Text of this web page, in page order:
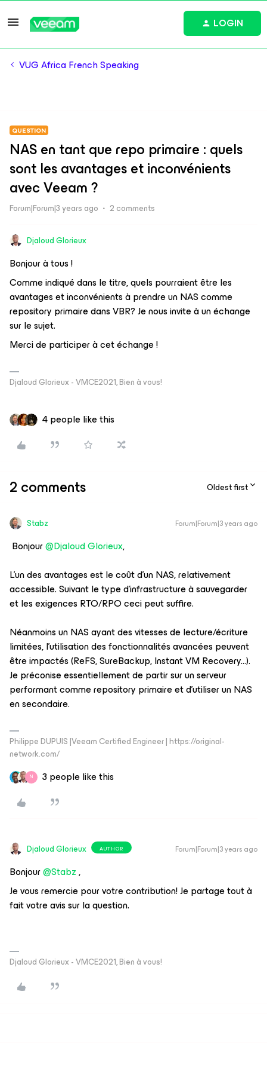
LOGIN
VUG Africa French Speaking
QUESTION
NAS en tant que repo primaire : quels
sont les avantages et inconvénients
avec Veeam ?
Forum|Forum|3 years ago 2 comments
Djaloud Glorieux
Bonjour à tous !
Comme indiqué dans le titre, quels pourraient être les
avantages et inconvénients à prendre un NAS comme
repository primaire dans VBR? Je nous invite à un échange
sur le sujet.
Merci de participer à cet échange !
Djaloud Glorieux - VMCE2021, Bien à vous!
4 people like this
2 comments Oldest first
Stabz Forum|Forum|3 years ago
Bonjour@Djaloud Glorieux,
L’un des avantages est le coût d’un NAS, relativement
accessible. Suivant le type d’infrastructure à sauvegarder
et les exigences RTO/RPO ceci peut suffire.
Néanmoins un NAS ayant des vitesses de lecture/écriture
limitées, l’utilisation des fonctionnalités avancées peuvent
être impactés (ReFS, SureBackup, Instant VM Recovery...).
Je préconise essentiellement de partir sur un serveur
performant comme repository primaire et d’utiliser un NAS
en secondaire.
Philippe DUPUIS |Veeam Certified Engineer | https://original-
network.com/
N 3 people like this
Djaloud Glorieux AUTHOR Forum|Forum|3 years ago
Bonjour@Stabz,
Je vous remercie pour votre contribution! Je partage tout à
fait votre avis sur la question.
Djaloud Glorieux - VMCE2021, Bien à vous!